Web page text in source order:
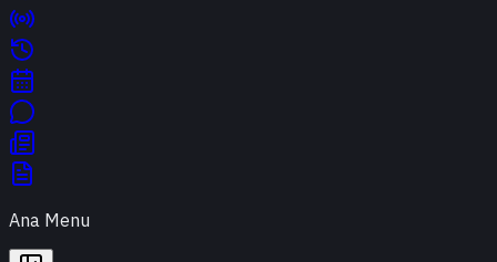
Ana Menu